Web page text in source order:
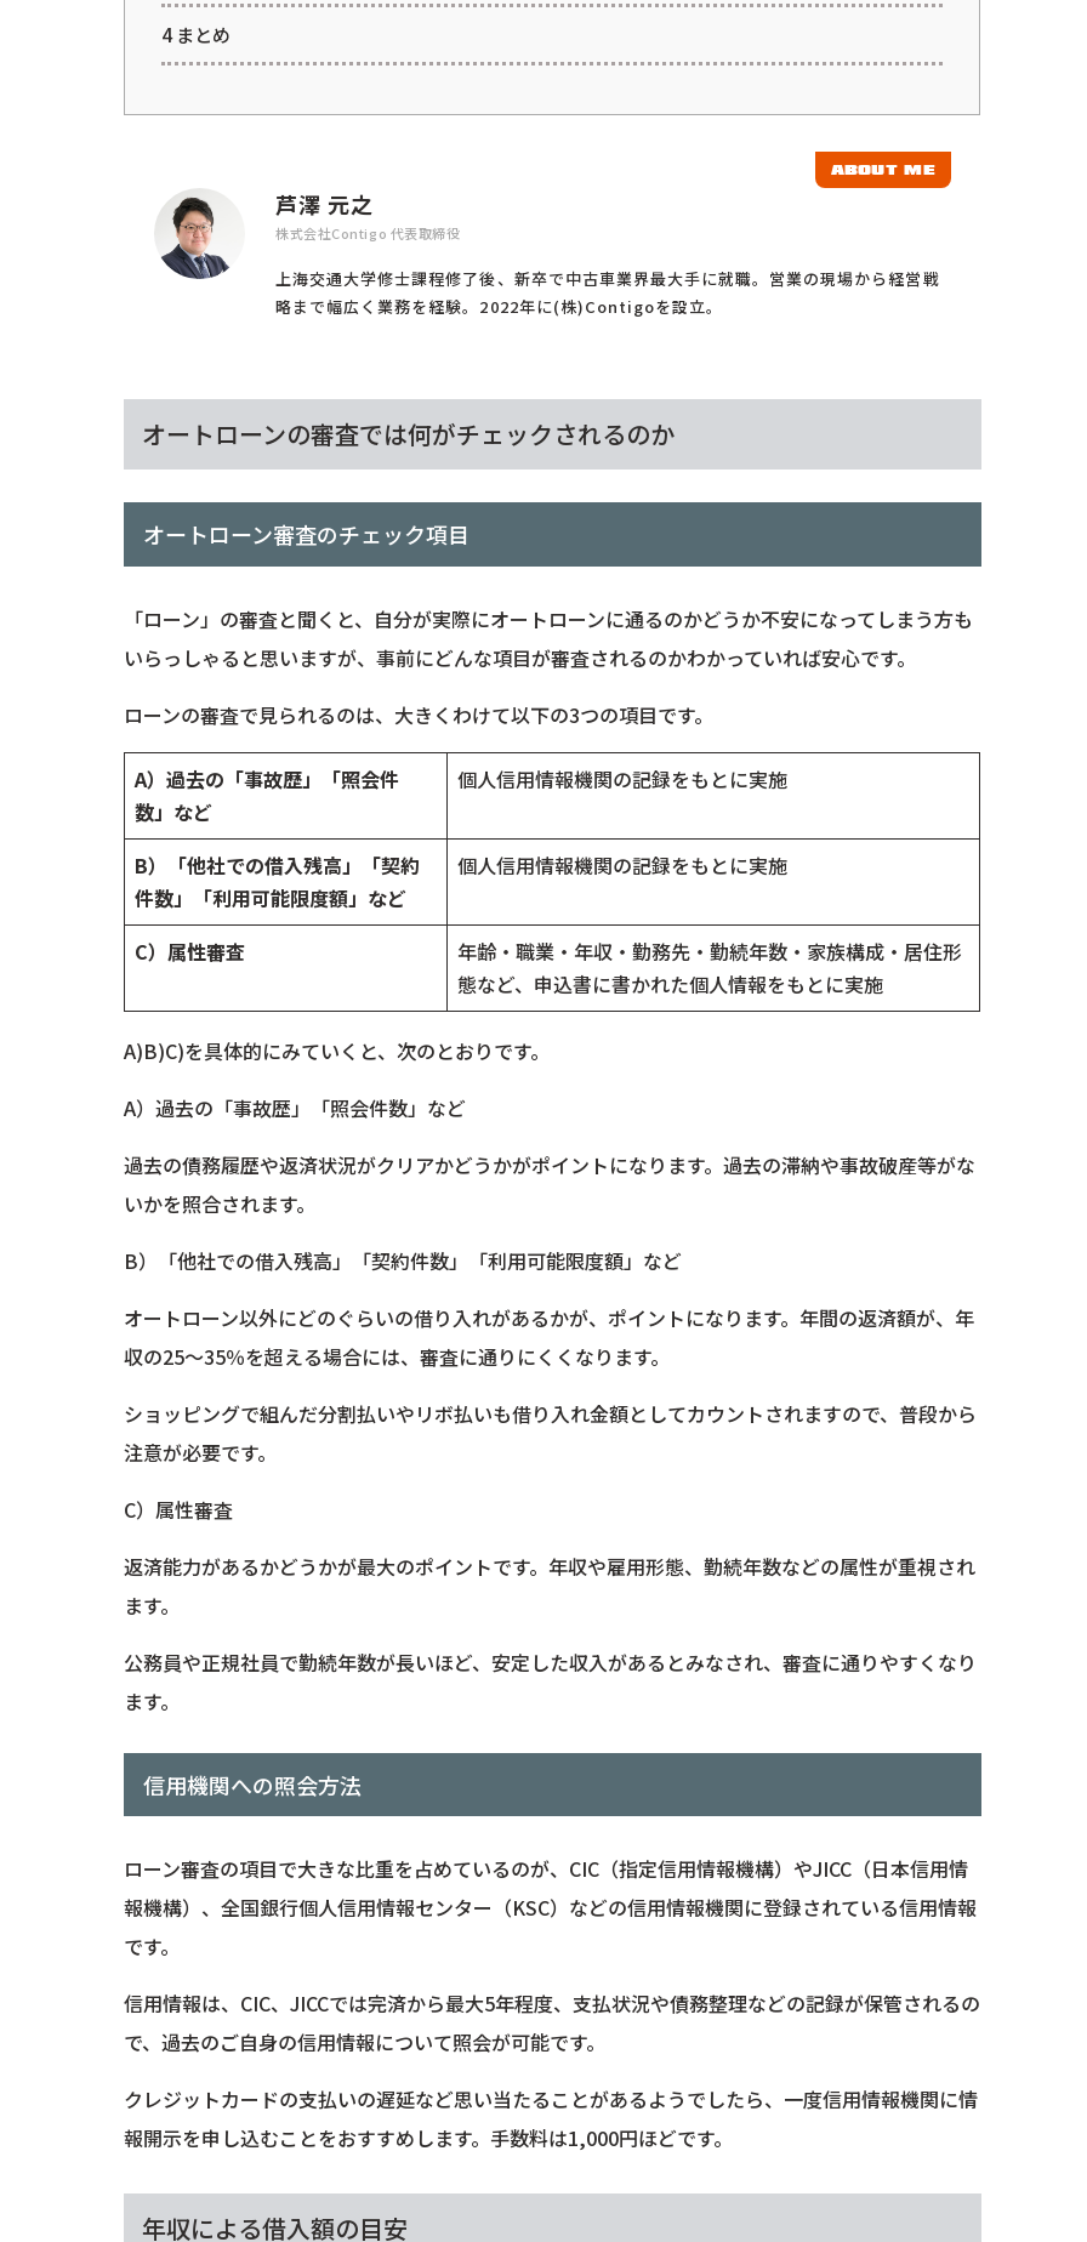
4まとめ
ABOUT ME
芦澤 元之
株式会社Contigo 代表取締役
上海交通大学修士課程修了後、新卒で中古車業界最大手に就職。営業の現場から経営戦
略まで幅広く業務を経験。2022年に(株)Contigoを設立。
オートローンの審査では何がチェックされるのか
オートローン審査のチェック項目
「ローン」の審査と聞くと、自分が実際にオートローンに通るのかどうか不安になってしまう方も
いらっしゃると思いますが、事前にどんな項目が審査されるのかわかっていれば安心です。
ローンの審査で見られるのは、大きくわけて以下の3つの項目です。
A）過去の「事故歴」「照会件
数」など
個人信用情報機関の記録をもとに実施
B）「他社での借入残高」「契約
件数」「利用可能限度額」など
個人信用情報機関の記録をもとに実施
C）属性審査
年齢・職業・年収・勤務先・勤続年数・家族構成・居住形
態など、申込書に書かれた個人情報をもとに実施
A)B)C)を具体的にみていくと、次のとおりです。
A）過去の「事故歴」「照会件数」など
過去の債務履歴や返済状況がクリアかどうかがポイントになります。過去の滞納や事故破産等がな
いかを照合されます。
B）「他社での借入残高」「契約件数」「利用可能限度額」など
オートローン以外にどのぐらいの借り入れがあるかが、ポイントになります。年間の返済額が、年
収の25～35％を超える場合には、審査に通りにくくなります。
ショッピングで組んだ分割払いやリボ払いも借り入れ金額としてカウントされますので、普段から
注意が必要です。
C）属性審査
返済能力があるかどうかが最大のポイントです。年収や雇用形態、勤続年数などの属性が重視され
ます。
公務員や正規社員で勤続年数が長いほど、安定した収入があるとみなされ、審査に通りやすくなり
ます。
信用機関への照会方法
ローン審査の項目で大きな比重を占めているのが、CIC（指定信用情報機構）やJICC（日本信用情
報機構）、全国銀行個人信用情報センター（KSC）などの信用情報機関に登録されている信用情報
です。
信用情報は、CIC、JICCでは完済から最大5年程度、支払状況や債務整理などの記録が保管されるの
で、過去のご自身の信用情報について照会が可能です。
クレジットカードの支払いの遅延など思い当たることがあるようでしたら、一度信用情報機関に情
報開示を申し込むことをおすすめします。手数料は1,000円ほどです。
年収による借入額の目安